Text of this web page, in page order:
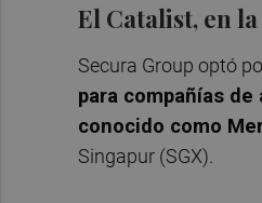
El Catalist, en
Secura Group optó
para compañías
conocido como
Singapur (SGX).